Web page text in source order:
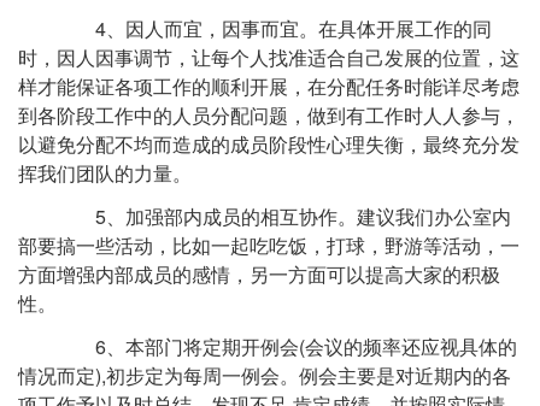
4、因人而宜，因事而宜。在具体开展工作的同
时，因人因事调节，让每个人找准适合自己发展的位置，这
样才能保证各项工作的顺利开展，在分配任务时能详尽考虑
到各阶段工作中的人员分配问题，做到有工作时人人参与，
以避免分配不均而造成的成员阶段性心理失衡，最终充分发
挥我们团队的力量。
5、加强部内成员的相互协作。建议我们办公室内
部要搞一些活动，比如一起吃吃饭，打球，野游等活动，一
方面增强内部成员的感情，另一方面可以提高大家的积极
性。
6、本部门将定期开例会(会议的频率还应视具体的
情况而定),初步定为每周一例会。例会主要是对近期内的各